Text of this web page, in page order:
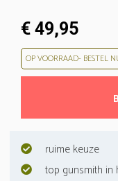
€ 49,95
OP VOORRAAD- BESTEL
ruime keuze
top gunsmith in